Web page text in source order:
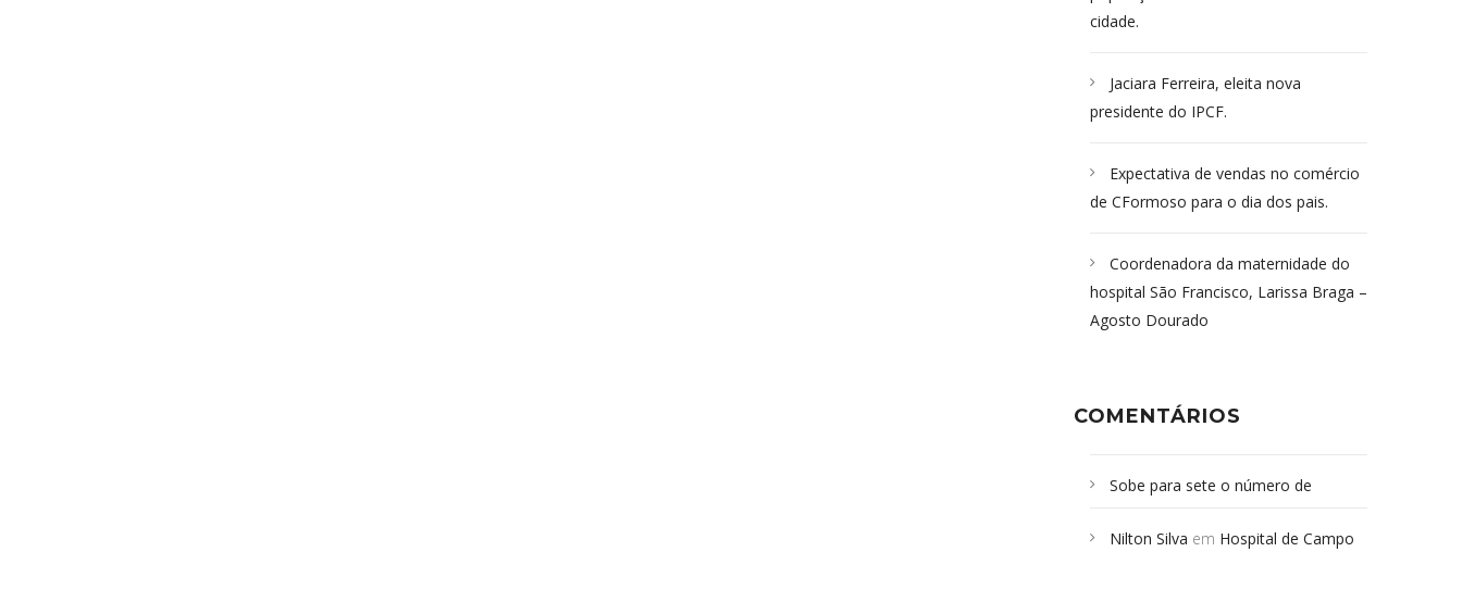
cidade.
Jaciara Ferreira, eleita nova
presidente do IPCF.
Expectativa de vendas no comércio
de CFormoso para o dia dos pais.
Coordenadora da maternidade do
hospital São Francisco, Larissa Braga –
Agosto Dourado
COMENTÁRIOS
Sobe para sete o número de
desabamento em São Paulo - Revista
Nilton Silva em Hospital de Campo